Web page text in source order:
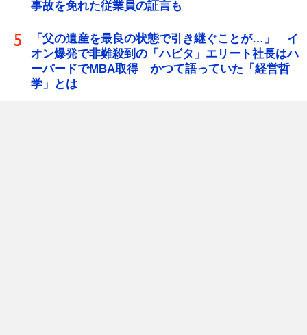
事故を免れた従業員の証言も
「父の遺産を最良の状態で引き継ぐことが…」 イ
オン爆発で非難殺到の「ハビタ」エリート社長はハ
ーバードでMBA取得 かつて語っていた「経営哲
学」とは